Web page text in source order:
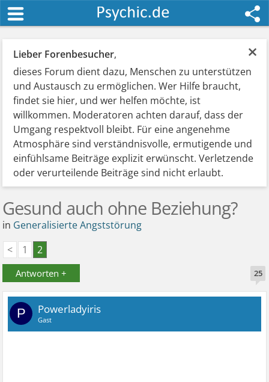
×
Lieber Forenbesucher,
dieses Forum dient dazu, Menschen zu unterstützen
und Austausch zu ermöglichen. Wer Hilfe braucht,
findet sie hier, und wer helfen möchte, ist
willkommen. Moderatoren achten darauf, dass der
Umgang respektvoll bleibt. Für eine angenehme
Atmosphäre sind verständnisvolle, ermutigende und
einfühlsame Beiträge explizit erwünscht. Verletzende
oder verurteilende Beiträge sind nicht erlaubt.
Gesund auch ohne Beziehung?
in Generalisierte Angststörung
<
1 2
Antworten + 25
P Powerladyiris
Gast